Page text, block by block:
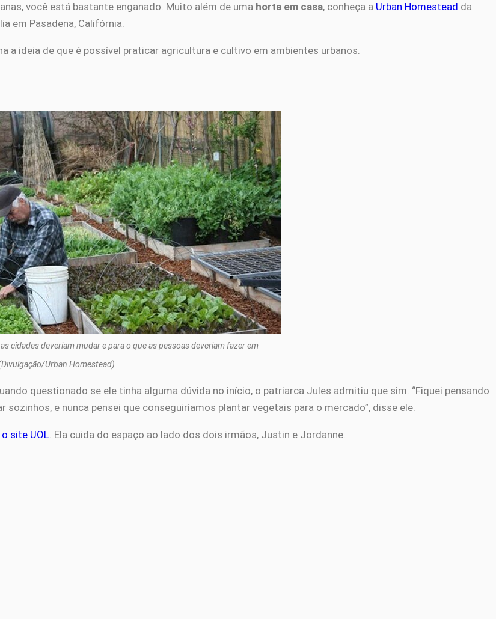
você está bastante enganado. Muito além de uma horta em casa, conheça a Urban Homestead da
em Pasadena, Califórnia.
a ideia de que é possível praticar agricultura e cultivo em ambientes urbanos.
cidades deveriam mudar e para o que as pessoas deveriam fazer em
Urban Homestead)
questionado se ele tinha alguma dúvida no início, o patriarca Jules admitiu que sim. “Fiquei pensando
e nunca pensei que conseguiríamos plantar vegetais para o mercado”, disse ele.
o site UOL . Ela cuida do espaço ao lado dos dois irmãos, Justin e Jordanne.